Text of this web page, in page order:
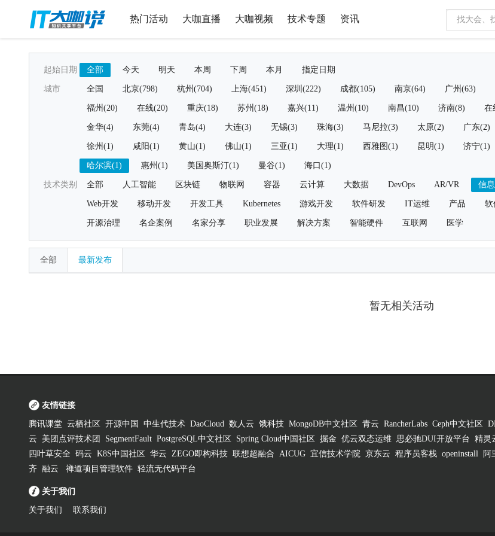
热门活动 大咖直播 大咖视频 技术专题 资讯
起始日期 全部 今天 明天 本周 下周 本月 指定日期
城市 全国 北京(798) 杭州(704) 上海(451) 深圳(222) 成都(105) 南京(64) 广州(63)
福州(20) 在线(20) 重庆(18) 苏州(18) 嘉兴(11) 温州(10) 南昌(10) 济南(8) 在
金华(4) 东莞(4) 青岛(4) 大连(3) 无锡(3) 珠海(3) 马尼拉(3) 太原(2) 广东(2)
徐州(1) 咸阳(1) 黄山(1) 佛山(1) 三亚(1) 大理(1) 西雅图(1) 昆明(1) 济宁(1)
哈尔滨(1) 惠州(1) 美国奥斯汀(1) 曼谷(1) 海口(1)
技术类别 全部 人工智能 区块链 物联网 容器 云计算 大数据 DevOps AR/VR 信
Web开发 移动开发 开发工具 Kubernetes 游戏开发 软件研发 IT运维 产品 软
开源治理 名企案例 名家分享 职业发展 解决方案 智能硬件 互联网 医学
全部 最新发布
暂无相关活动
友情链接
腾讯课堂 云栖社区 开源中国 中生代技术 DaoCloud 数人云 饿科技 MongoDB中文社区 青云 RancherLabs Ceph中文社区
云
美团点评技术团 SegmentFault PostgreSQL中文社区 Spring Cloud中国社区 掘金 优云双态运维 思必驰DUI开放平台 精灵
四叶草安全 码云 K8S中国社区 华云 ZEGO即构科技 联想超融合 AICUG 宜信技术学院 京东云 程序员客栈 openinstall 阿
齐 融云 禅道项目管理软件 轻流无代码平台
关于我们
关于我们 联系我们